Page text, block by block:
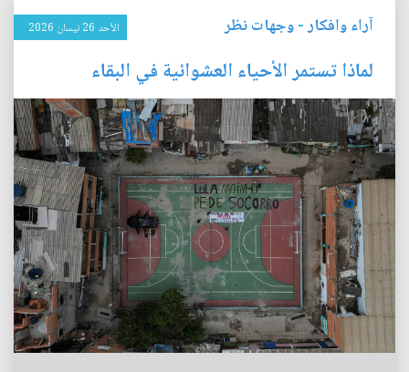
آراء وافكار-وجهات نظر الأحد 26 نيسان 2026
لماذا تستمر الأحياء العشوائية في البقاء